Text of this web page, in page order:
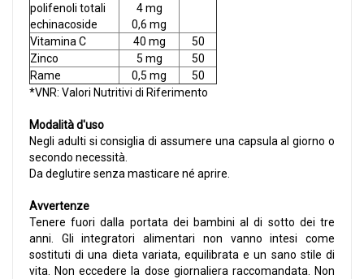
polifenoli totali
echinacoside
4 mg
0,6 mg
Vitamina C
40 mg
50
Zinco
5 mg
50
Rame
0,5 mg
50
*VNR: Valori Nutritivi di Riferimento
Modalità d'uso
Negli adulti si consiglia di assumere una capsula al giorno o
secondo necessità.
Da deglutire senza masticare né aprire.
Avvertenze
Tenere fuori dalla portata dei bambini al di sotto dei tre
anni. Gli integratori alimentari non vanno intesi come
sostituti di una dieta variata, equilibrata e un sano stile di
vita. Non eccedere la dose giornaliera raccomandata. Non